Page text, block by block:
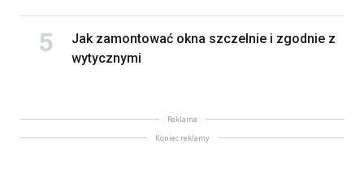
Jak zamontować okna szczelnie i zgodnie z
wytycznymi
Reklama
Koniec reklamy